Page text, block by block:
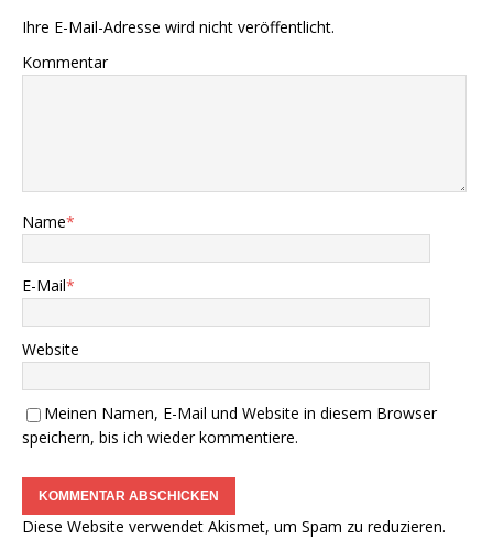
Ihre E-Mail-Adresse wird nicht veröffentlicht.
Kommentar
Name*
E-Mail*
Website
Meinen Namen, E-Mail und Website in diesem Browser
speichern, bis ich wieder kommentiere.
Diese Website verwendet Akismet, um Spam zu reduzieren.